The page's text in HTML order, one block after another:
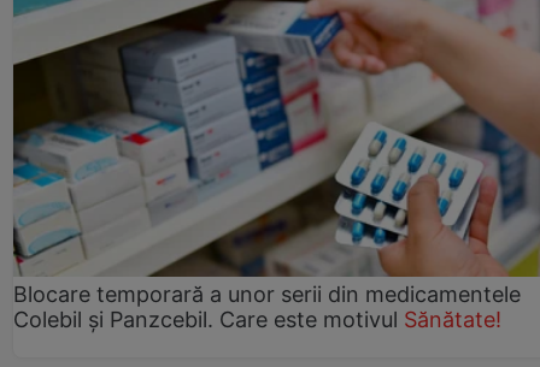
Blocare temporară a unor serii din medicamentele
Colebil și Panzcebil. Care este motivul Sănătate!